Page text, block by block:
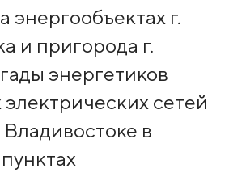
энергообъектах г.
и пригорода г.
энергетиков
сетей
в